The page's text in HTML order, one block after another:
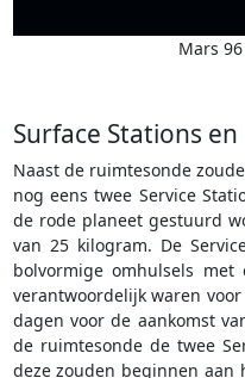
Mars
Surface Stations
Naast de ruimtesonde
nog eens twee Service
de rode planeet gestuurd
van 25 kilogram. De
bolvormige omhulsels
verantwoordelijk waren
dagen voor de aankomst
de ruimtesonde de twee
deze zouden beginnen aan